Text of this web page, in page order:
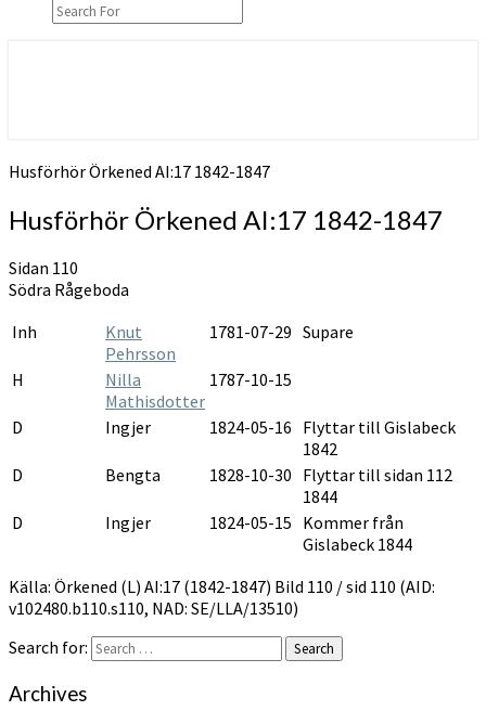
Husförhör Örkened AI:17 1842-1847
Husförhör Örkened AI:17 1842-1847
Sidan 110
Södra Rågeboda
Inh
Knut
Pehrsson
1781-07-29 Supare
H
Nilla
Mathisdotter
1787-10-15
D Ingjer 1824-05-16 Flyttar till Gislabeck
1842
D
Bengta 1828-10-30 Flyttar till sidan 112
1844
D
Ingjer 1824-05-15 Kommer från
Gislabeck 1844
Källa: Örkened (L) AI:17 (1842-1847) Bild 110 / sid 110 (AID:
v102480.b110.s110, NAD: SE/LLA/13510)
Search for:
Search
Archives